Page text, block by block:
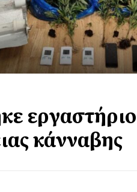
κάνναβης